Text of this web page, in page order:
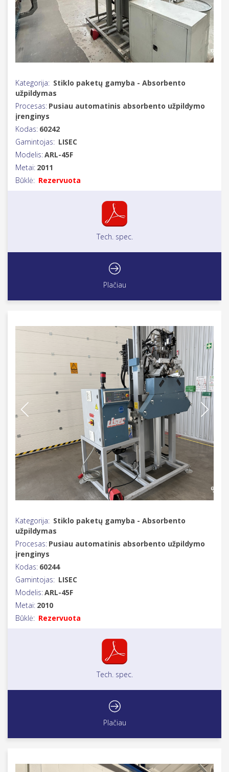
Kategorija: Stiklo paketų gamyba - Absorbento
užpildymas
Procesas: Pusiau automatinis absorbento užpildymo
įrenginys
Kodas: 60242
Gamintojas: LISEC
Modelis:ARL-45F
Metai: 2011
Būklė: Rezervuota
Tech. spec.
Plačiau
Kategorija: Stiklo paketų gamyba - Absorbento
užpildymas
Procesas: Pusiau automatinis absorbento užpildymo
įrenginys
Kodas: 60244
Gamintojas: LISEC
Modelis:ARL-45F
Metai: 2010
Būklė: Rezervuota
Tech. spec.
Plačiau